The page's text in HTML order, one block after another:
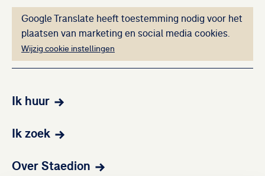
Deze inhoud kan
Google Translate heeft toestemming nodig voor het
plaatsen van marketing en social media cookies.
Wijzig cookie instellingen
Ik huur
Ik zoek
Over Staedion